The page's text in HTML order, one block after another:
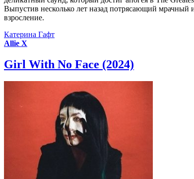
Выпустив несколько лет назад потрясающий мрачный
взросление.
Катерина Гафт
Allie X
Girl With No Face (2024)